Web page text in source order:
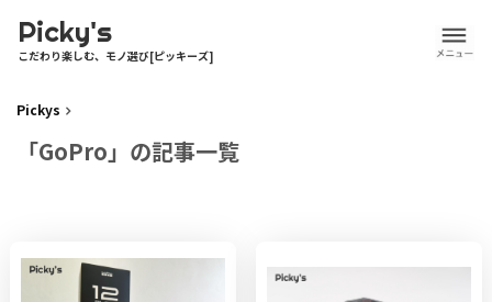
Picky's
こだわり楽しむ、モノ選び[ピッキーズ]
Pickys
「GoPro」の記事一覧